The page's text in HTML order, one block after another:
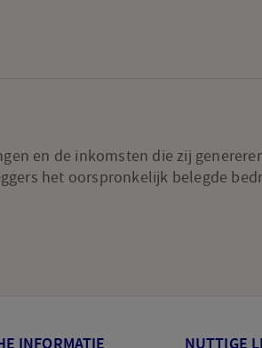
en de inkomsten die zij
het oorspronkelijk belegde
INFORMATIE NUTTIGE